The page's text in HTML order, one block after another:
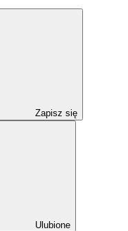
Zapisz się
Ulubione